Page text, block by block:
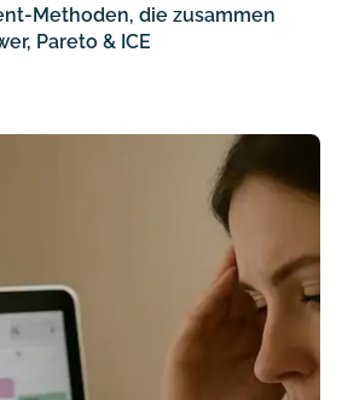
Methoden, die zusammen
Pareto & ICE